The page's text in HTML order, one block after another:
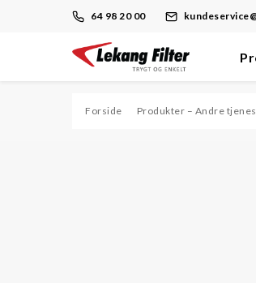
64 98 20 00
Skip
content
Forside Produkter – Andre